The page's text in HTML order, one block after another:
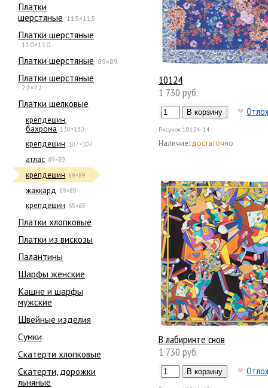
Платки
шерстяные 115×115
Платки шерстяные
110×110
Платки шерстяные 89×89
Платки шерстяные
72×72
Платки шелковые
крепдешин,
бахрома 130×130
крепдешин 107×107
атлас 89×89
крепдешин 89×89
жаккард 89×89
крепдешин 65×65
Платки хлопковые
Платки из вискозы
Палантины
Шарфы женские
Кашне и шарфы
мужские
Швейные изделия
Сумки
Скатерти хлопковые
Скатерти, дорожки
льняные
10124
1 730 руб.
Рисунок 10124-14
Наличие: достаточно
В лабиринте снов
1 730 руб.